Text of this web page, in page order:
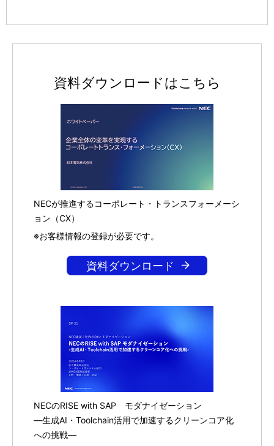
資料ダウンロードはこちら
※お客様情報の登録が必要です。
資料ダウンロード
NECが推進するコーポレート・トランスフォーメーシ
ョン（CX）
NECのRISE with SAP モダナイゼーション
―生成AI・Toolchain活用で加速するクリーンコア化
への挑戦―